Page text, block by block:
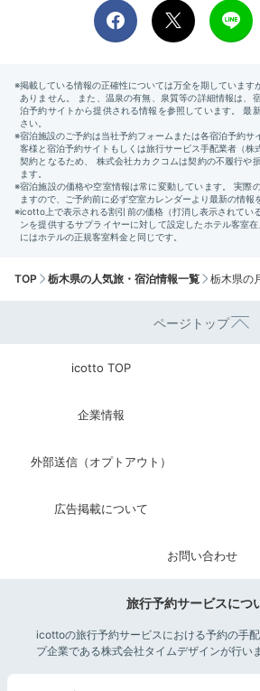
TOP 栃木県の人気旅・宿泊情報一覧 栃木県の
ページトップ
icotto TOP
企業情報
外部送信（オプトアウト）
広告掲載について
お問い合わせ
旅行予約サービスにつ
icottoの旅行予約サービスにおける予約の手
プ企業である株式会社タイムデザインが行いま